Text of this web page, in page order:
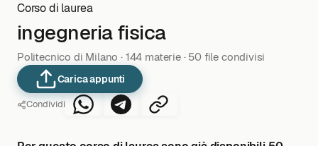
Corso di laurea
ingegneria fisica
Politecnico di Milano · 144 materie · 50 file condivisi
Carica appunti
Condividi